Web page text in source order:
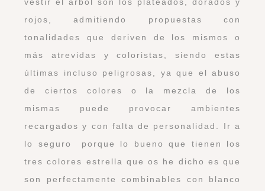
rojos, admitiendo propuestas con
tonalidades que deriven de los mismos o
más atrevidas y coloristas, siendo estas
últimas incluso peligrosas, ya que el abuso
de ciertos colores o la mezcla de los
mismas puede provocar ambientes
recargados y con falta de personalidad. Ir a
lo seguro porque lo bueno que tienen los
tres colores estrella que os he dicho es que
son perfectamente combinables con blanco